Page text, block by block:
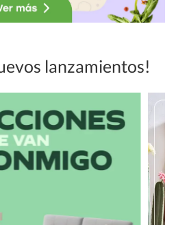
lanzamientos!